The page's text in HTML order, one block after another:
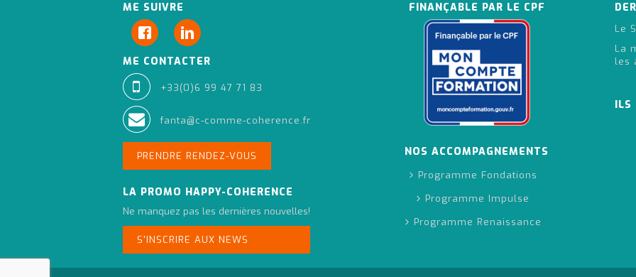
ME SUIVRE
ME CONTACTER
+33(0)6 99 47 71 83
fanta@c-comme-coherence.fr
PRENDRE RENDEZ-VOUS
LA PROMO HAPPY-COHERENCE
Ne manquez pas les dernières nouvelles!
S'INSCRIRE AUX NEWS
FINANÇABLE PAR LE CPF
NOS ACCOMPAGNEMENTS
Programme Fondations
Programme Impulse
Programme Renaissance
Le
La
les
ILS